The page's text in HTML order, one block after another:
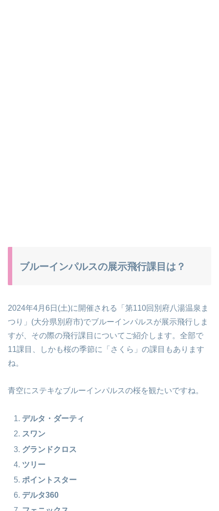
ブルーインパルスの展示飛行課目は？
2024年4月6日(土)に開催される「第110回別府八湯温泉ま
つり」(大分県別府市)でブルーインパルスが展示飛行しま
すが、その際の飛行課目についてご紹介します。全部で
11課目、しかも桜の季節に「さくら」の課目もあります
ね。
青空にステキなブルーインパルスの桜を観たいですね。
デルタ・ダーティ
スワン
グランドクロス
ツリー
ポイントスター
デルタ360